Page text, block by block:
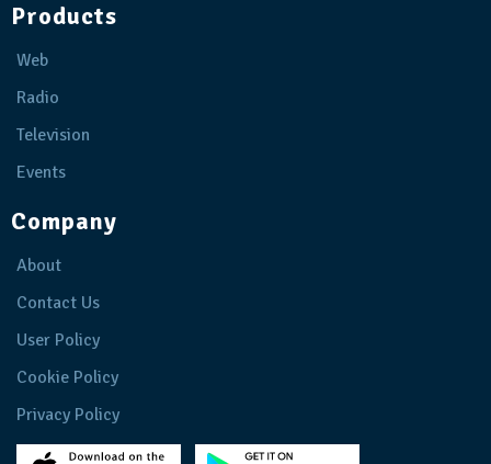
Products
Web
Radio
Television
Events
Company
About
Contact Us
User Policy
Cookie Policy
Privacy Policy